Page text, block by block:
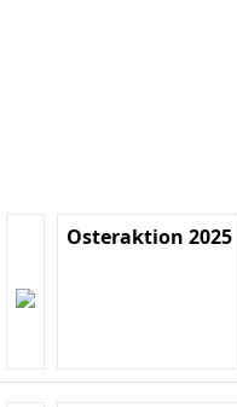
Osteraktion 2025